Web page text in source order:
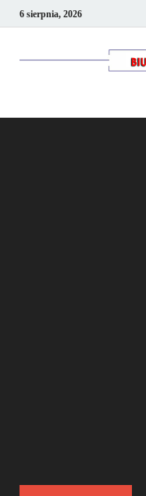
6 sierpnia, 2026